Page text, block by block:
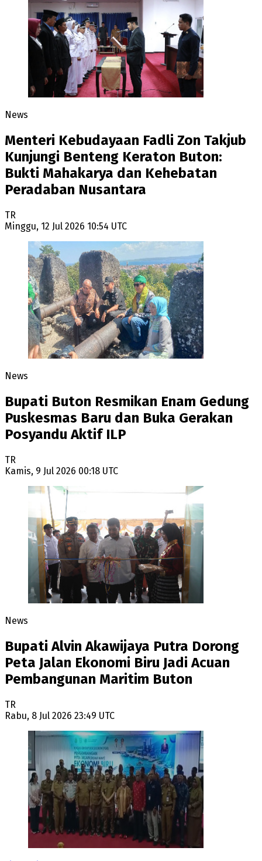
News
Menteri Kebudayaan Fadli Zon Takjub
Kunjungi Benteng Keraton Buton:
Bukti Mahakarya dan Kehebatan
Peradaban Nusantara
TR
Minggu, 12 Jul 2026 10:54 UTC
News
Bupati Buton Resmikan Enam Gedung
Puskesmas Baru dan Buka Gerakan
Posyandu Aktif ILP
TR
Kamis, 9 Jul 2026 00:18 UTC
News
Bupati Alvin Akawijaya Putra Dorong
Peta Jalan Ekonomi Biru Jadi Acuan
Pembangunan Maritim Buton
TR
Rabu, 8 Jul 2026 23:49 UTC